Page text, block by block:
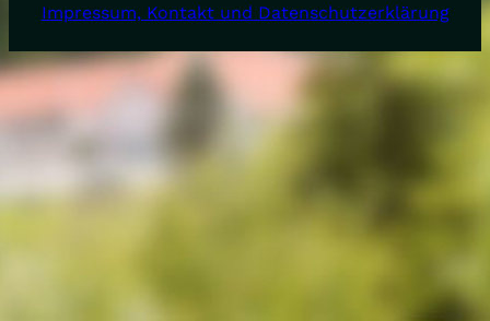
Impressum, Kontakt und Datenschutzerklärung